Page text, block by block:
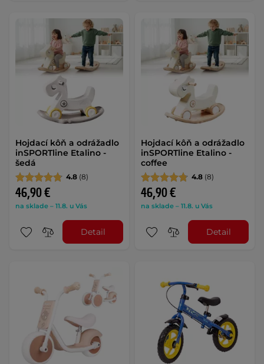
Hojdací kôň a odrážadlo
inSPORTline Etalino -
šedá
4.8 (8)
46,90 €
na sklade – 11.8. u Vás
Detail
Hojdací kôň a odrážadlo
inSPORTline Etalino -
coffee
4.8 (8)
46,90 €
na sklade – 11.8. u Vás
Detail